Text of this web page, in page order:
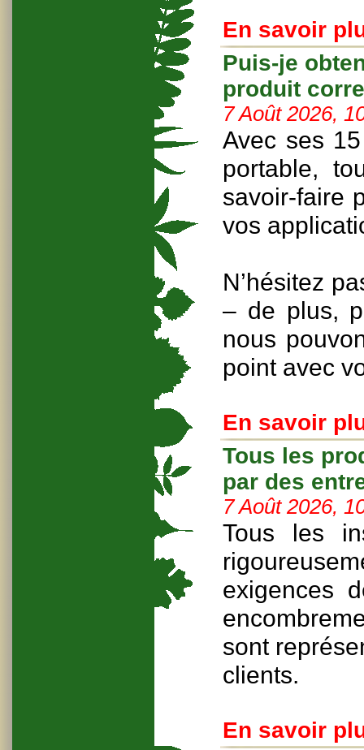
En savoir
Puis-je
produit
7 Août 2026,
Avec ses
portable,
savoir-faire
vos
N’hésitez
– de plus,
nous
point avec
En savoir
Tous les
par des
7 Août 2026,
Tous les
exigences
sont
clients.
En savoir